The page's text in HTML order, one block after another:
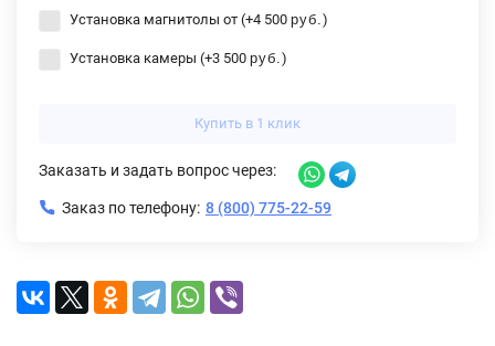
Установка магнитолы от (+4 500 руб. )
Установка камеры (+3 500 руб. )
Купить в 1 клик
Заказать и задать вопрос через:
Заказ по телефону: 8 (800) 775-22-59